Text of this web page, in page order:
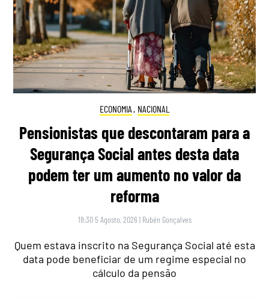
ECONOMIA , NACIONAL
Pensionistas que descontaram para a
Segurança Social antes desta data
podem ter um aumento no valor da
reforma
18:30 5 Agosto, 2026 | Rubén Gonçalves
Quem estava inscrito na Segurança Social até esta
data pode beneficiar de um regime especial no
cálculo da pensão